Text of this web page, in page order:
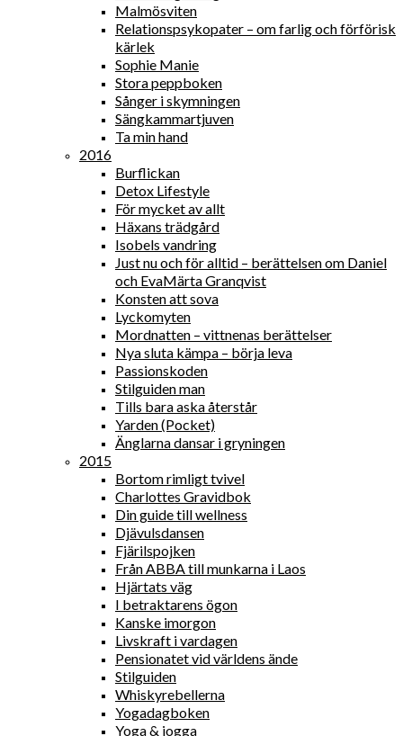
Malmösviten
Relationspsykopater – om farlig och förförisk
kärlek
Sophie Manie
Stora peppboken
Sånger i skymningen
Sängkammartjuven
Ta min hand
2016
Burflickan
Detox Lifestyle
För mycket av allt
Häxans trädgård
Isobels vandring
Just nu och för alltid – berättelsen om Daniel
och EvaMärta Granqvist
Konsten att sova
Lyckomyten
Mordnatten – vittnenas berättelser
Nya sluta kämpa – börja leva
Passionskoden
Stilguiden man
Tills bara aska återstår
Yarden (Pocket)
Änglarna dansar i gryningen
2015
Bortom rimligt tvivel
Charlottes Gravidbok
Din guide till wellness
Djävulsdansen
Fjärilspojken
Från ABBA till munkarna i Laos
Hjärtats väg
I betraktarens ögon
Kanske imorgon
Livskraft i vardagen
Pensionatet vid världens ände
Stilguiden
Whiskyrebellerna
Yogadagboken
Yoga & jogga